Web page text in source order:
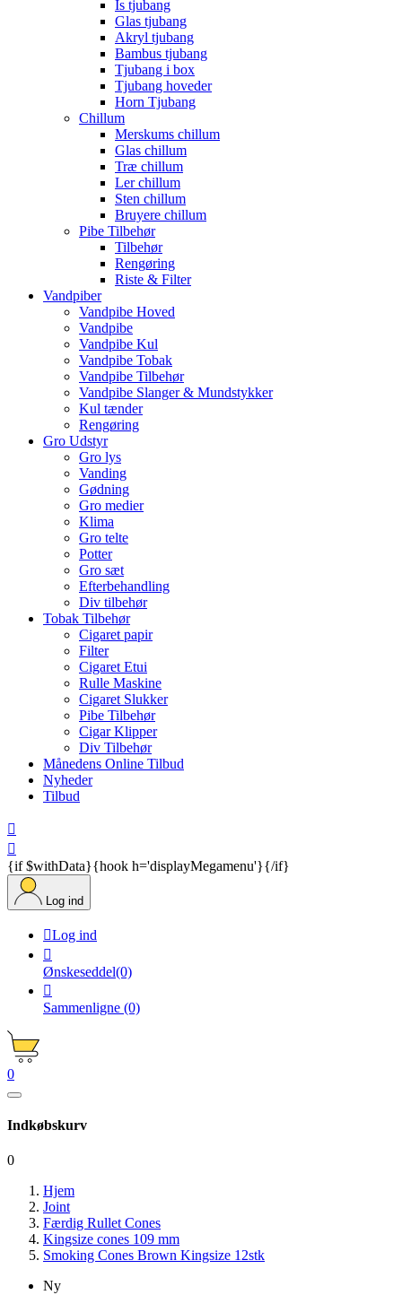
Is tjubang
Glas tjubang
Akryl tjubang
Bambus tjubang
Tjubang i box
Tjubang hoveder
Horn Tjubang
Chillum
Merskums chillum
Glas chillum
Træ chillum
Ler chillum
Sten chillum
Bruyere chillum
Pibe Tilbehør
Tilbehør
Rengøring
Riste & Filter
Vandpiber
Vandpibe Hoved
Vandpibe
Vandpibe Kul
Vandpibe Tobak
Vandpibe Tilbehør
Vandpibe Slanger & Mundstykker
Kul tænder
Rengøring
Gro Udstyr
Gro lys
Vanding
Gødning
Gro medier
Klima
Gro telte
Potter
Gro sæt
Efterbehandling
Div tilbehør
Tobak Tilbehør
Cigaret papir
Filter
Cigaret Etui
Rulle Maskine
Cigaret Slukker
Pibe Tilbehør
Cigar Klipper
Div Tilbehør
Månedens Online Tilbud
Nyheder
Tilbud


{if $withData}{hook h='displayMegamenu'}{/if}
Log ind
Log ind

Ønskeseddel(0)

Sammenligne (0)
0
Indkøbskurv
0
Hjem
Joint
Færdig Rullet Cones
Kingsize cones 109 mm
Smoking Cones Brown Kingsize 12stk
Ny